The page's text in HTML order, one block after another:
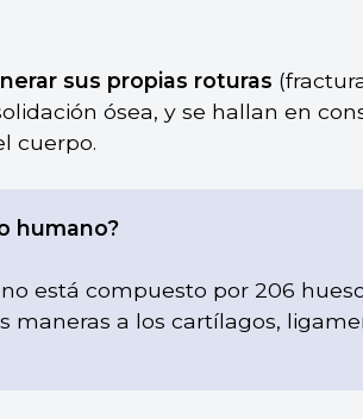
sus propias roturas
ósea, y se hallan en
cuerpo.
humano?
está compuesto por 206
maneras a los cartílagos,